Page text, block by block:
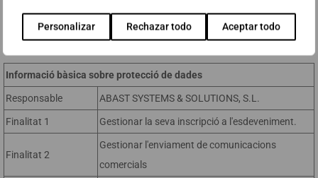
Personalizar Rechazar todo Aceptar todo
Informació bàsica sobre protecció de dades
Responsable ABAST SYSTEMS & SOLUTIONS, S.L.
Finalitat 1 Gestionar la seva inscripció a l'esdeveniment.
Finalitat 2
Gestionar l'enviament de comunicacions
comercials